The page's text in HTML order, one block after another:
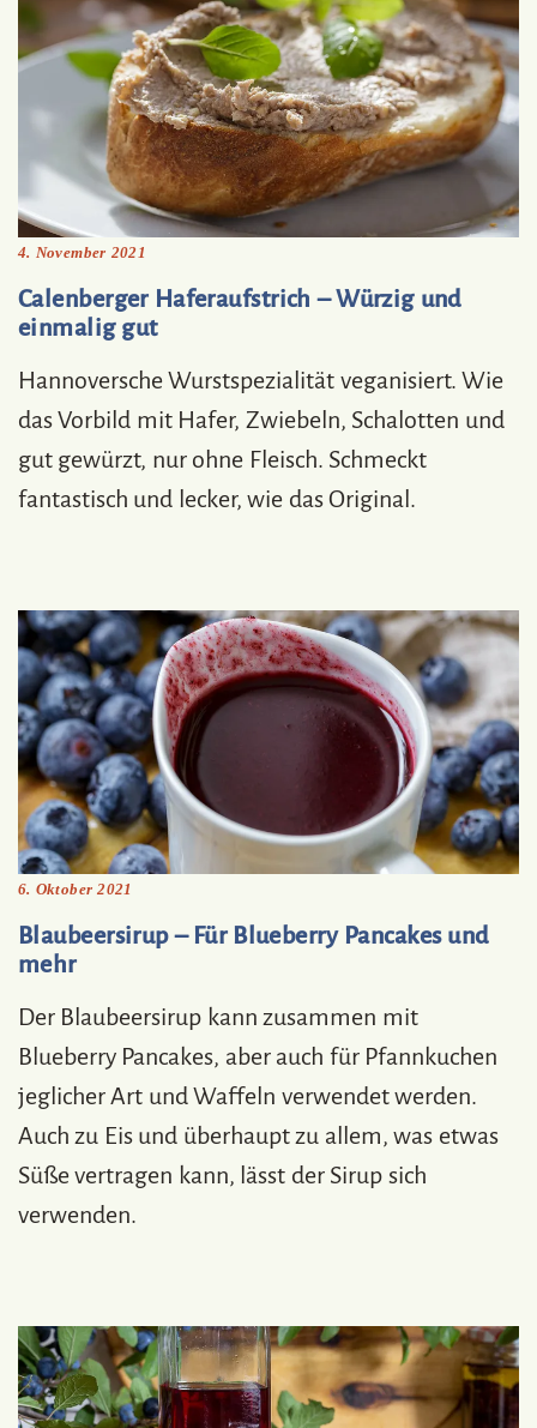
4. November 2021
Calenberger Haferaufstrich – Würzig und
einmalig gut
Hannoversche Wurstspezialität veganisiert. Wie
das Vorbild mit Hafer, Zwiebeln, Schalotten und
gut gewürzt, nur ohne Fleisch. Schmeckt
fantastisch und lecker, wie das Original.
6. Oktober 2021
Blaubeersirup – Für Blueberry Pancakes und
mehr
Der Blaubeersirup kann zusammen mit
Blueberry Pancakes, aber auch für Pfannkuchen
jeglicher Art und Waffeln verwendet werden.
Auch zu Eis und überhaupt zu allem, was etwas
Süße vertragen kann, lässt der Sirup sich
verwenden.